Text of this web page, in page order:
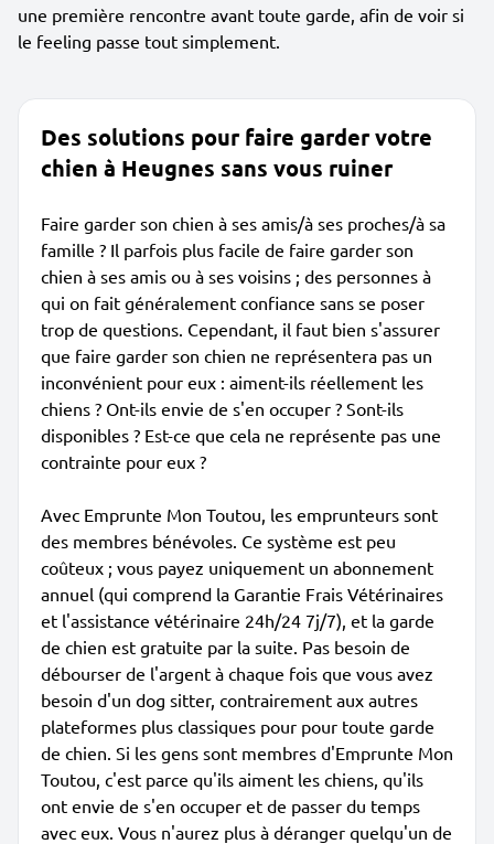
une première rencontre avant toute garde, afin de voir si
le feeling passe tout simplement.
Des solutions pour faire garder votre
chien à Heugnes sans vous ruiner
Faire garder son chien à ses amis/à ses proches/à sa
famille ? Il parfois plus facile de faire garder son
chien à ses amis ou à ses voisins ; des personnes à
qui on fait généralement confiance sans se poser
trop de questions. Cependant, il faut bien s'assurer
que faire garder son chien ne représentera pas un
inconvénient pour eux : aiment-ils réellement les
chiens ? Ont-ils envie de s'en occuper ? Sont-ils
disponibles ? Est-ce que cela ne représente pas une
contrainte pour eux ?
Avec Emprunte Mon Toutou, les emprunteurs sont
des membres bénévoles. Ce système est peu
coûteux ; vous payez uniquement un abonnement
annuel (qui comprend la Garantie Frais Vétérinaires
et l'assistance vétérinaire 24h/24 7j/7), et la garde
de chien est gratuite par la suite. Pas besoin de
débourser de l'argent à chaque fois que vous avez
besoin d'un dog sitter, contrairement aux autres
plateformes plus classiques pour pour toute garde
de chien. Si les gens sont membres d'Emprunte Mon
Toutou, c'est parce qu'ils aiment les chiens, qu'ils
ont envie de s'en occuper et de passer du temps
avec eux. Vous n'aurez plus à déranger quelqu'un de